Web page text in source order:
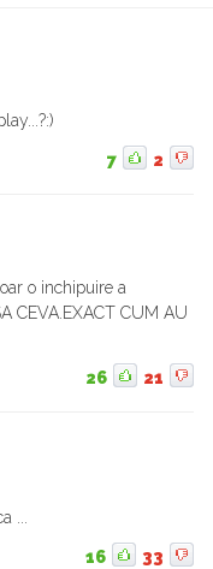
7 2
o inchipuire a
CEVA.EXACT CUM AU
26 21
...
16 33